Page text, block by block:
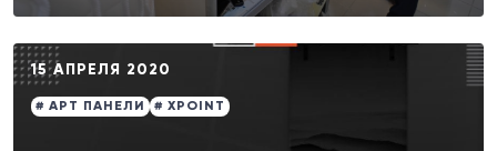
15 АПРЕЛЯ 2020
# АРТ ПАНЕЛИ # XPOINT